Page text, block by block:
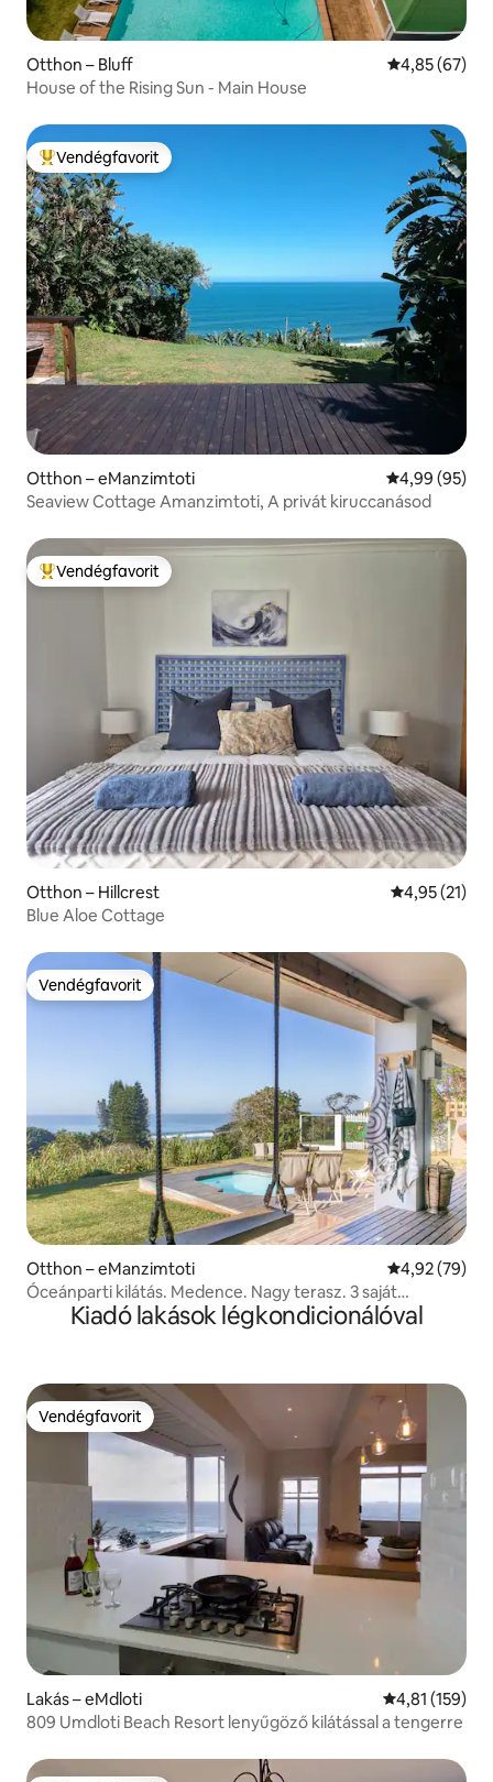
Otthon – Bluff Átlagos
4,85 (67)
House of the Rising Sun - Main House
Kiemelt vendégfavorit
Vendégfavorit
Otthon – eManzimtoti Átlagos
4,99 (95)
Seaview Cottage Amanzimtoti, A privát kiruccanásod
Kiemelt vendégfavorit
Vendégfavorit
Otthon – Hillcrest Átlagos
4,95 (21)
Blue Aloe Cottage
Vendégfavorit
Vendégfavorit
Otthon – eManzimtoti Átlagos
4,92 (79)
Óceánparti kilátás. Medence. Nagy terasz. 3 saját
fürdőszobás hálószoba
Kiadó lakások légkondicionálóval
Vendégfavorit
Vendégfavorit
Lakás – eMdloti Átlagos
4,81 (159)
809 Umdloti Beach Resort lenyűgöző kilátással a tengerre